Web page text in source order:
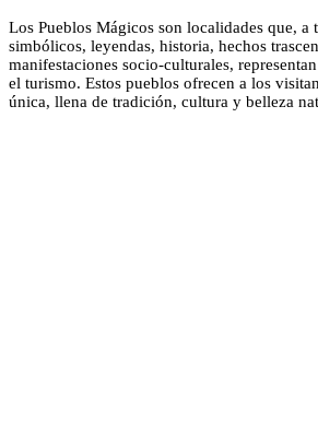
Los Pueblos Mágicos son localidades que, a
simbólicos, leyendas, historia, hechos
manifestaciones socio-culturales,
el turismo. Estos pueblos ofrecen a los
única, llena de tradición, cultura y belleza